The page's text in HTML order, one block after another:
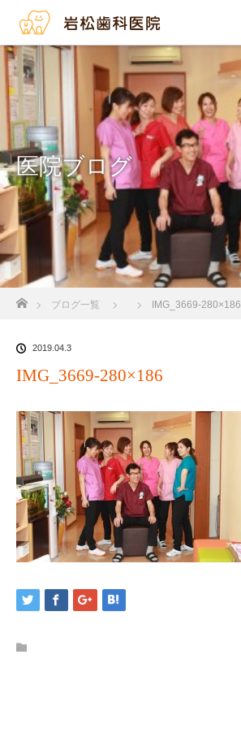
医院ブログ
ブログ一覧 IMG_3669-280×186
2019.04.3
IMG_3669-280×186